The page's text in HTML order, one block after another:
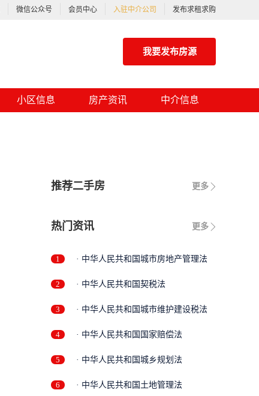
微信公众号 会员中心 入驻中介公司 发布求租求购
我要发布房源
小区信息 房产资讯 中介信息
更多
推荐二手房
更多
热门资讯
1 · 中华人民共和国城市房地产管理法
2 · 中华人民共和国契税法
3 · 中华人民共和国城市维护建设税法
4 · 中华人民共和国国家赔偿法
5 · 中华人民共和国城乡规划法
6 · 中华人民共和国土地管理法